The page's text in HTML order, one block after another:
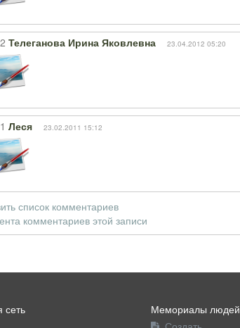
Телеганова Ирина Яковлевна 23.04.2012 05:20
Леся 23.02.2011 15:12
список комментариев
комментариев этой записи
сеть
Мемориалы людей